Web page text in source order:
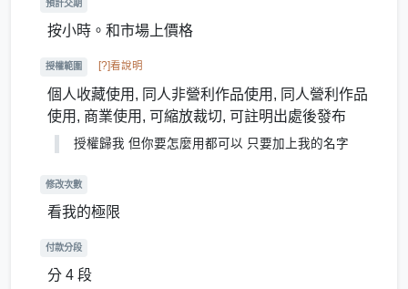
預計交期
按小時。和市場上價格
授權範圍 [?]看說明
個人收藏使用, 同人非營利作品使用, 同人營利作品
使用, 商業使用, 可縮放裁切, 可註明出處後發布
授權歸我 但你要怎麼用都可以 只要加上我的名字
修改次數
看我的極限
付款分段
分 4 段